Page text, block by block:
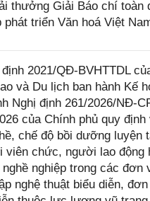
thưởng Giải Báo chí toàn
phát triển Văn hoá Việt
2021/QĐ-BVHTTDL
và Du lịch ban hành Kế
Nghị định 261/2026/NĐ-
của Chính phủ quy
chế độ bồi dưỡng luyện
viên chức, người lao động
nghiệp trong các đơn
nghệ thuật biểu diễn,